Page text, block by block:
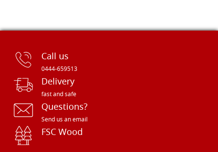
Call us
0444-659513
Delivery
fast and safe
Questions?
Send us an email
FSC Wood